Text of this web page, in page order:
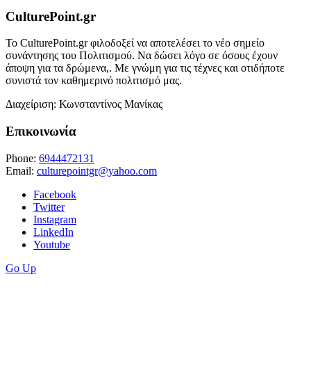
CulturePoint.gr
Το CulturePoint.gr φιλοδοξεί να αποτελέσει το νέο σημείο
συνάντησης του Πολιτισμού. Να δώσει λόγο σε όσους έχουν
άποψη για τα δρώμενα,. Με γνώμη για τις τέχνες και οτιδήποτε
συνιστά τον καθημερινό πολιτισμό μας.
Διαχείριση: Κωνσταντίνος Μανίκας
Επικοινωνία
Phone: 6944472131
Email: culturepointgr@yahoo.com
Facebook
Twitter
Instagram
LinkedIn
Youtube
Go Up